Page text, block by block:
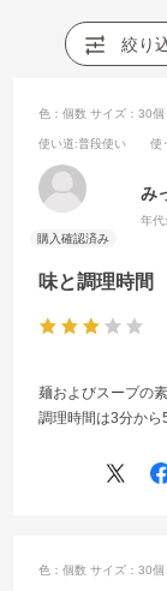
絞り
味と調理時間
色：個数 サイズ：30個
使い道:普段使い 使
み
年代
麺およびスープの
調理時間は3分から
色：個数 サイズ：30個